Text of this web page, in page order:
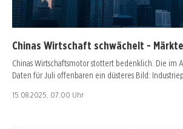
Chinas Wirtschaft schwächelt -
Chinas Wirtschaftsmotor stottert bedenklich. Die im
Daten für Juli offenbaren ein düsteres Bild:
15.08.2025, 07:00 Uhr